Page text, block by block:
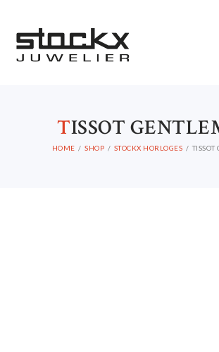
TISSOT
HOME SHOP STOCKX HORLOGES TISSOT
STOCKX HORLOGES
STOCKX SIERADEN